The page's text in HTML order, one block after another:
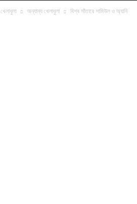
খেলাধুলা অন্যান্য খেলাধুলা বিশ্ব সাঁতারে সামিউল ও অ্যানি